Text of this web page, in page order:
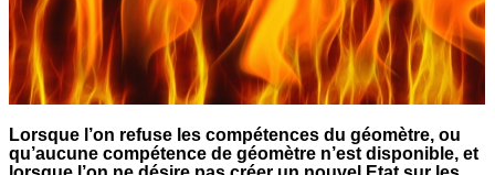
Lorsque l’on refuse les compétences du géomètre, ou
qu’aucune compétence de géomètre n’est disponible, et